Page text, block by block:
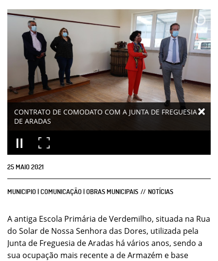
CONTRATO DE COMODATO COM A JUNTA DE FREGUESIA
DE ARADAS
25 MAIO2021
MUNICIPIO | COMUNICAÇÃO | OBRAS MUNICIPAIS NOTÍCIAS
A antiga Escola Primária de Verdemilho, situada na Rua
do Solar de Nossa Senhora das Dores, utilizada pela
Junta de Freguesia de Aradas há vários anos, sendo a
sua ocupação mais recente a de Armazém e base